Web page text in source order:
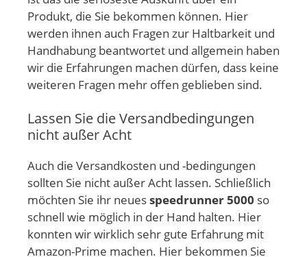
Produkt, die Sie bekommen können. Hier
werden ihnen auch Fragen zur Haltbarkeit und
Handhabung beantwortet und allgemein haben
wir die Erfahrungen machen dürfen, dass keine
weiteren Fragen mehr offen geblieben sind.
Lassen Sie die Versandbedingungen
nicht außer Acht
Auch die Versandkosten und -bedingungen
sollten Sie nicht außer Acht lassen. Schließlich
möchten Sie ihr neuesspeedrunner 5000 so
schnell wie möglich in der Hand halten. Hier
konnten wir wirklich sehr gute Erfahrung mit
Amazon-Prime machen. Hier bekommen Sie